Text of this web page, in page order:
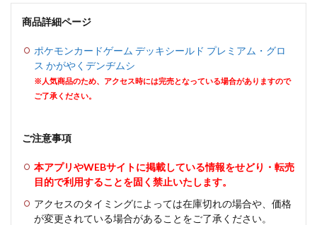
商品詳細ページ
ポケモンカードゲーム デッキシールド プレミアム・グロ
ス かがやくデンヂムシ
※人気商品のため、アクセス時には完売となっている場合がありますので
ご了承ください。
ご注意事項
本アプリやWEBサイトに掲載している情報をせどり・転売
目的で利用することを固く禁止いたします。
アクセスのタイミングによっては在庫切れの場合や、価格
が変更されている場合があることをご了承ください。